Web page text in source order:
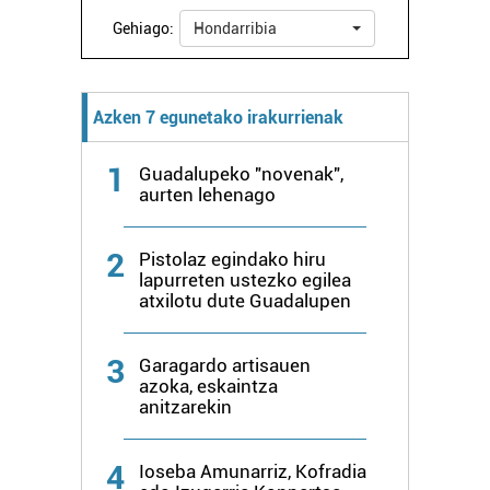
interes komertzial legitimoetan babesten dira. Ikusi gure
bazkideen zerrenda, beren ustez zein helburutarako
dezakezun ikusteko.
buruzko informazio gehiago eta ezarri zure lehentasunak
datuen atalean. Edozein unetan alda edo ken dezakezu
zure baimena Cookieen adierazpenean.
Webgune honek cookie propioak eta hirugarrenen cookie-
fitxategiak erabiltzen ditu. Zure esperientzia eta
zerbitzuak hobetzeko asmoz, cookie teknologiaz
baliatzen gara. Ohar hau onartuz gero, teknologia hori
erabiltzeko baimen esplizitua ematen diguzu.
Gehiago: Hondarribia
Azken 7 egunetako irakurrienak
1
Guadalupeko "novenak",
aurten lehenago
2
Pistolaz egindako hiru
lapurreten ustezko egilea
atxilotu dute Guadalupen
3
Garagardo artisauen
azoka, eskaintza
anitzarekin
4
Ioseba Amunarriz, Kofradia